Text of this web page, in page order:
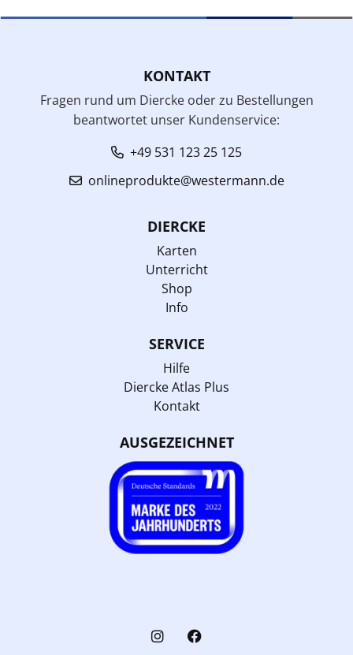
KONTAKT
Fragen rund um Diercke oder zu Bestellungen
beantwortet unser Kundenservice:
+49 531 123 25 125
onlineprodukte@westermann.de
DIERCKE
Karten
Unterricht
Shop
Info
SERVICE
Hilfe
Diercke Atlas Plus
Kontakt
AUSGEZEICHNET